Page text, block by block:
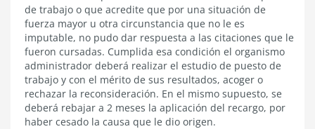
de trabajo o que acredite que por una situación de
fuerza mayor u otra circunstancia que no le es
imputable, no pudo dar respuesta a las citaciones que le
fueron cursadas. Cumplida esa condición el organismo
administrador deberá realizar el estudio de puesto de
trabajo y con el mérito de sus resultados, acoger o
rechazar la reconsideración. En el mismo supuesto, se
deberá rebajar a 2 meses la aplicación del recargo, por
haber cesado la causa que le dio origen.